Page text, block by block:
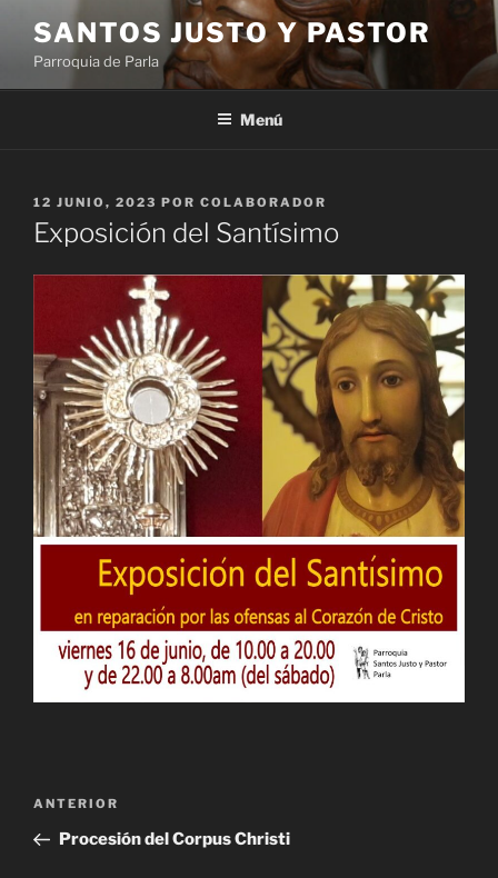
contenido
SANTOS JUSTO Y PASTOR
Parroquia de Parla
Menú
PUBLICADO
EL
12 JUNIO, 2023 POR COLABORADOR
Exposición del Santísimo
Navegación
entradas
Entrada
anterior:
ANTERIOR
Procesión del Corpus Christi